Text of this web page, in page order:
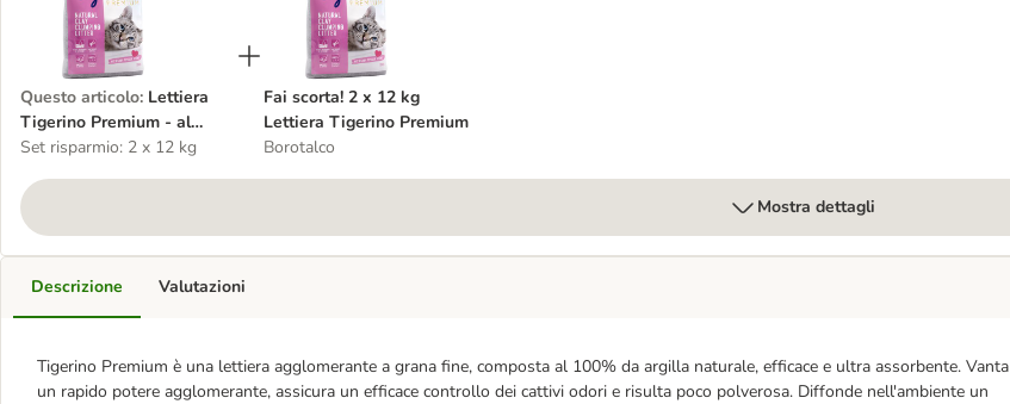
Questo articolo: Lettiera
Tigerino Premium - al
borotalco
Set risparmio: 2 x 12 kg
Fai scorta! 2 x 12 kg
Lettiera Tigerino Premium
Borotalco
Mostra dettagli
Descrizione
Tigerino Premium è una lettiera agglomerante a grana fine, composta al 100% da argilla naturale, efficace e ultra assorbente. Vanta
un rapido potere agglomerante, assicura un efficace controllo dei cattivi odori e risulta poco polverosa. Diffonde nell'ambiente un
Valutazioni